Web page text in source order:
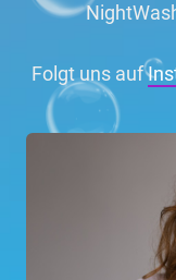
Folgt uns auf